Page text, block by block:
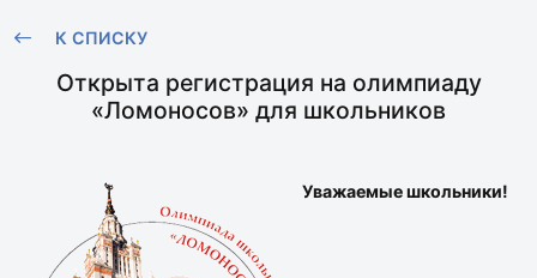
К СПИСКУ
Открыта регистрация на олимпиаду
«Ломоносов» для школьников
Уважаемые школьники!